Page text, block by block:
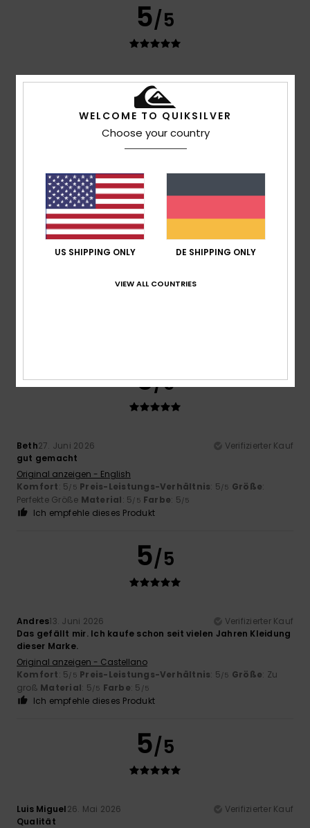
5/5
Christine8. Juli 2026
Verifizierter Kauf
Schönes Produkt in der richtigen Größe, atmungsaktiv und
Original anzeigen - Français
Preis-Leistungs-Verhältnis
: 5/5 Farbe: 5/5
5
5/5
Beth27. Juni 2026
Verifizierter Kauf
gut gemacht
Original anzeigen - English
Komfort: 5/5 Preis-Leistungs-Verhältnis: 5/5 Größe:
Perfekte Größe Material: 5/5 Farbe: 5/5
Ich empfehle dieses Produkt
5/5
Andres13. Juni 2026
Verifizierter Kauf
Das gefällt mir. Ich kaufe schon seit vielen Jahren Kleidung
dieser Marke.
Original anzeigen - Castellano
Komfort: 5/5 Preis-Leistungs-Verhältnis: 5/5 Größe: Zu
groß Material: 5/5 Farbe: 5 /5
Ich empfehle dieses Produkt
5/5
Luis Miguel26. Mai 2026
Verifizierter Kauf
Qualität
WELCOME TO QUIKSILVER
Choose your country
US SHIPPING ONLY DE SHIPPING ONLY
VIEW ALL COUNTRIES